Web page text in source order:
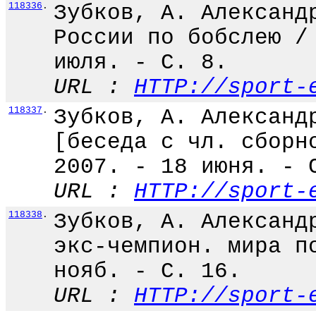
118336 .
Зубков, А.
России по
июля. - С. 8.
URL : HTTP://sport-
118337 .
Зубков, А.
[беседа с чл.
2007. - 18 июня. -
URL : HTTP://sport-
118338 .
Зубков, А.
экс-чемпион. мира
нояб. - С. 16.
URL : HTTP://sport-